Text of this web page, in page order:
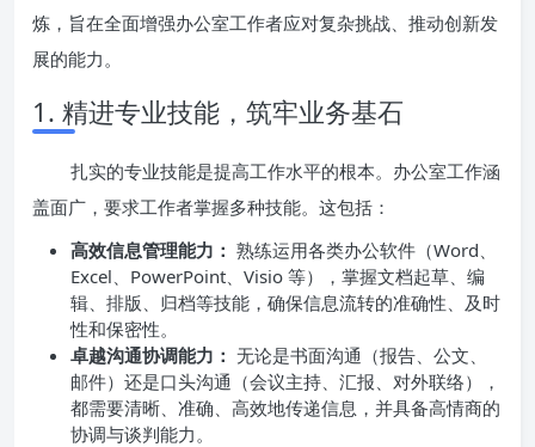
炼，旨在全面增强办公室工作者应对复杂挑战、推动创新发
展的能力。
1. 精进专业技能，筑牢业务基石
扎实的专业技能是提高工作水平的根本。办公室工作涵
盖面广，要求工作者掌握多种技能。这包括：
高效信息管理能力： 熟练运用各类办公软件（Word、
Excel、PowerPoint、Visio 等），掌握文档起草、编
辑、排版、归档等技能，确保信息流转的准确性、及时
性和保密性。
卓越沟通协调能力： 无论是书面沟通（报告、公文、
邮件）还是口头沟通（会议主持、汇报、对外联络），
都需要清晰、准确、高效地传递信息，并具备高情商的
协调与谈判能力。